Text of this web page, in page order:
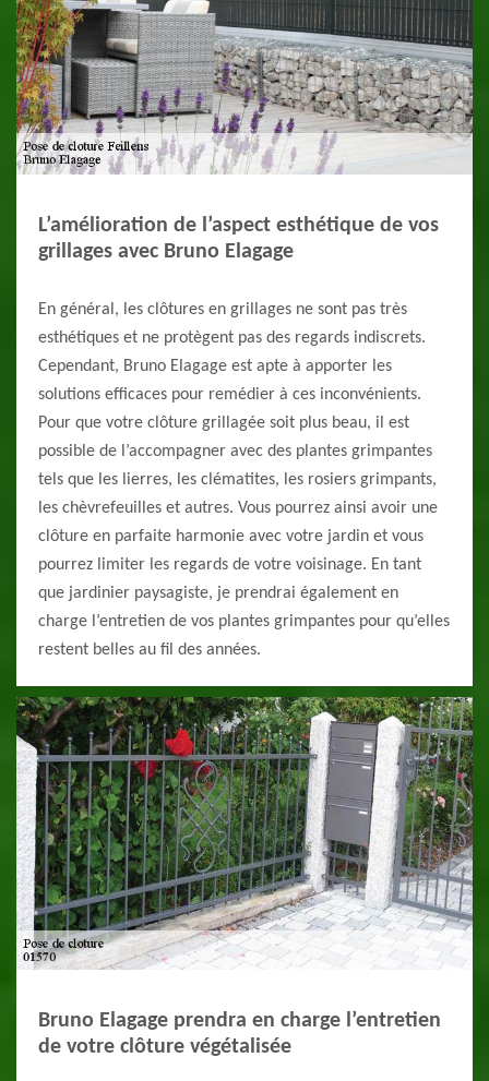
L’amélioration de l’aspect esthétique de vos
grillages avec Bruno Elagage
En général, les clôtures en grillages ne sont pas très
esthétiques et ne protègent pas des regards indiscrets.
Cependant, Bruno Elagage est apte à apporter les
solutions efficaces pour remédier à ces inconvénients.
Pour que votre clôture grillagée soit plus beau, il est
possible de l’accompagner avec des plantes grimpantes
tels que les lierres, les clématites, les rosiers grimpants,
les chèvrefeuilles et autres. Vous pourrez ainsi avoir une
clôture en parfaite harmonie avec votre jardin et vous
pourrez limiter les regards de votre voisinage. En tant
que jardinier paysagiste, je prendrai également en
charge l’entretien de vos plantes grimpantes pour qu’elles
restent belles au fil des années.
Bruno Elagage prendra en charge l’entretien
de votre clôture végétalisée